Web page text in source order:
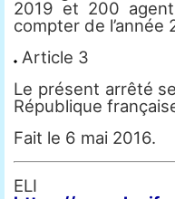
2019 et 200
compter de l’année
Article 3
Le présent arrêté
République
Fait le 6 mai 2016.